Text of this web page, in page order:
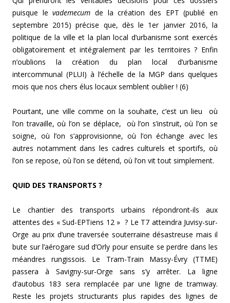
puisque levademecum de la création des EPT (publié en
septembre 2015) précise que, dès le 1er janvier 2016, la
politique de la ville et la plan local d’urbanisme sont exercés
obligatoirement et intégralement par les territoires ? Enfin
n’oublions la création du plan local d’urbanisme
intercommunal (PLUI) à l’échelle de la MGP dans quelques
mois que nos chers élus locaux semblent oublier ! (6)
Pourtant, une ville comme on la souhaite, c’est un lieu où
l’on travaille, où l’on se déplace, où l’on s’instruit, où l’on se
soigne, où l’on s’approvisionne, où l’on échange avec les
autres notamment dans les cadres culturels et sportifs, où
l’on se repose, où l’on se détend, où l’on vit tout simplement.
QUID DES TRANSPORTS ?
Le chantier des transports urbains répondront-ils aux
attentes des « Sud-EPTiens 12 » ? Le T7 atteindra Juvisy-sur-
Orge au prix d’une traversée souterraine désastreuse mais il
bute sur l’aérogare sud d’Orly pour ensuite se perdre dans les
méandres rungissois. Le Tram-Train Massy-Évry (TTME)
passera à Savigny-sur-Orge sans s’y arrêter. La ligne
d’autobus 183 sera remplacée par une ligne de tramway.
Reste les projets structurants plus rapides des lignes de